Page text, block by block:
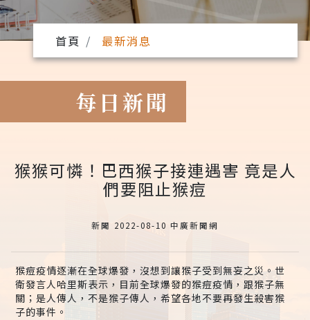
首頁 最新消息
每日新聞
猴猴可憐！巴西猴子接連遇害 竟是人
們要阻止猴痘
新聞 2022-08-10 中廣新聞網
猴痘疫情逐漸在全球爆發，沒想到讓猴子受到無妄之災。世
衛發言人哈里斯表示，目前全球爆發的猴痘疫情，跟猴子無
關；是人傳人，不是猴子傳人，希望各地不要再發生殺害猴
子的事件。